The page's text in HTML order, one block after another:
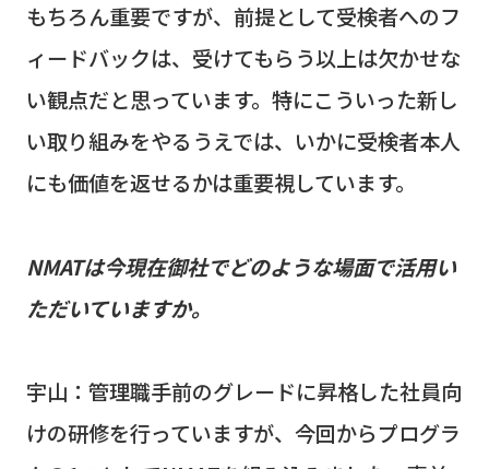
もちろん重要ですが、前提として受検者へのフ
ィードバックは、受けてもらう以上は欠かせな
い観点だと思っています。特にこういった新し
い取り組みをやるうえでは、いかに受検者本人
にも価値を返せるかは重要視しています。
NMATは今現在御社でどのような場面で活用い
ただいていますか。
宇山：管理職手前のグレードに昇格した社員向
けの研修を行っていますが、今回からプログラ